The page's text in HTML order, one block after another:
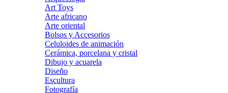
Art Toys
Arte africano
Arte oriental
Bolsos y Accesorios
Celuloides de animación
Cerámica, porcelana y cristal
Dibujo y acuarela
Diseño
Escultura
Fotografía